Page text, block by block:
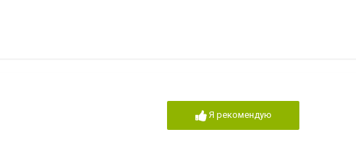
Я рекомендую